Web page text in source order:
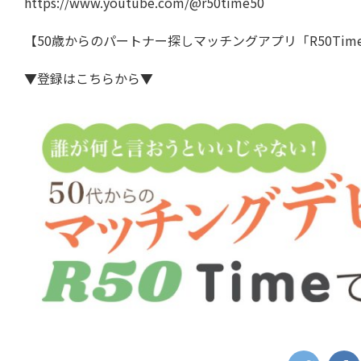
【50歳からのパートナー探しマッチングアプリ「
▼登録はこちらから▼